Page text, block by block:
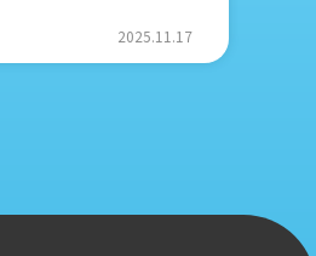
2025.11.17